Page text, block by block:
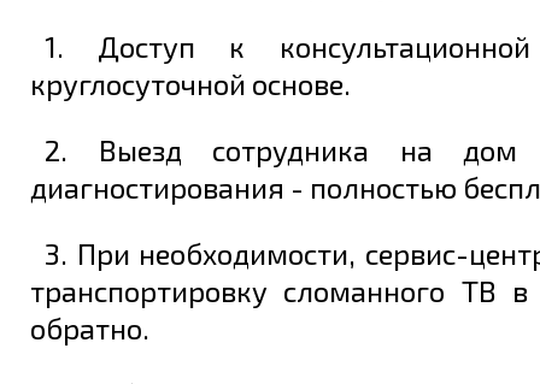
1. Доступ к
круглосуточной основе.
2. Выезд сотрудника на дом
диагностирования - полностью
3. При необходимости, сервис-
транспортировку сломанного ТВ
обратно.